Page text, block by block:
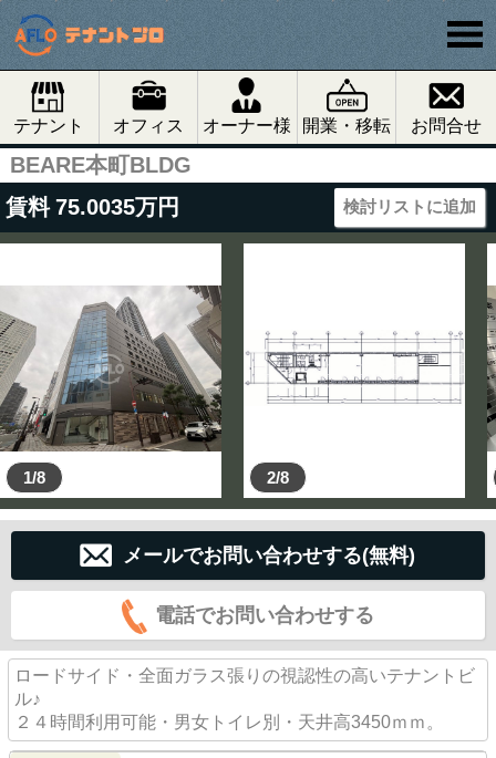
テナント オフィス オーナー様 開業・移転 お問合せ
BEARE本町BLDG
賃料 75.0035万円 検討リストに追加
1/8 2/8
メールでお問い合わせする(無料)
電話でお問い合わせする
ロードサイド・全面ガラス張りの視認性の高いテナントビ
ル♪
２４時間利用可能・男女トイレ別・天井高3450ｍｍ。